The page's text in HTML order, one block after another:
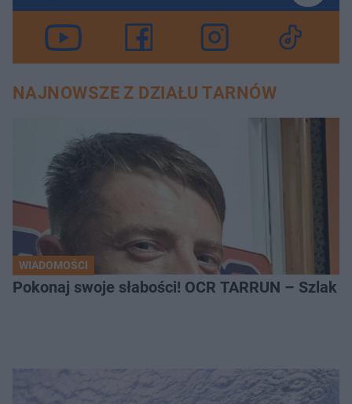
NAJNOWSZE Z DZIAŁU TARNÓW
WIADOMOŚCI
Pokonaj swoje słabości! OCR TARRUN – Szlak